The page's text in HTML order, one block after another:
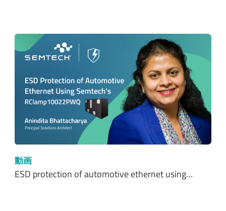
動画
ESD protection of automotive ethernet using…